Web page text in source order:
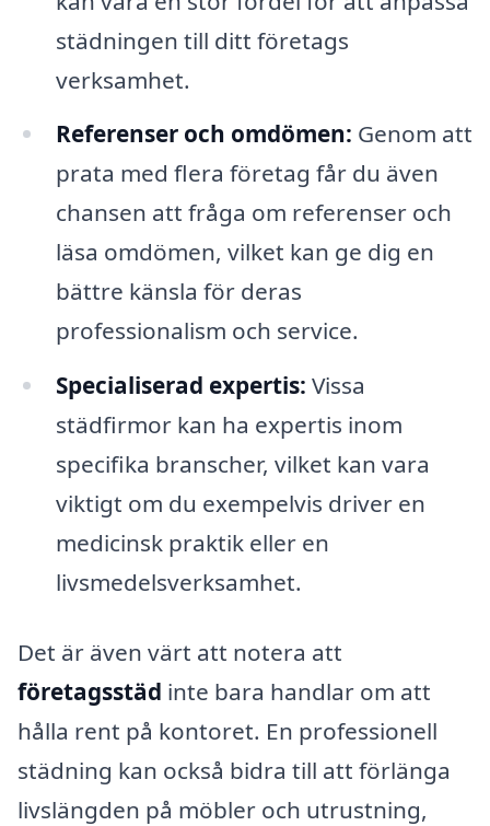
städningen till ditt företags
verksamhet.
Referenser och omdömen: Genom att
prata med flera företag får du även
chansen att fråga om referenser och
läsa omdömen, vilket kan ge dig en
bättre känsla för deras
professionalism och service.
Specialiserad expertis: Vissa
städfirmor kan ha expertis inom
specifika branscher, vilket kan vara
viktigt om du exempelvis driver en
medicinsk praktik eller en
livsmedelsverksamhet.
Det är även värt att notera att
företagsstäd inte bara handlar om att
hålla rent på kontoret. En professionell
städning kan också bidra till att förlänga
livslängden på möbler och utrustning,